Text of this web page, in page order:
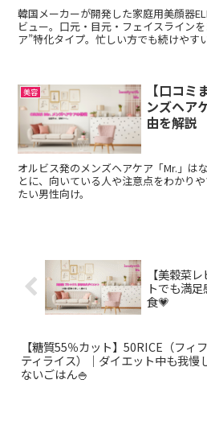
韓国メーカーが開発した家庭用美顔器
ビュー。口元・目元・フェイスライン
ア”特化タイプ。忙しい方でも続けやす
美容
【口コ
ンズヘア
由を解説
オルビス発のメンズヘアケア「Mr.」は
とに、向いている人や注意点をわかり
たい男性向け。
【美穀菜
トでも満
食💗
【糖質55％カット】50RICE（フィフ
ティライス）｜ダイエット中も我慢
ないごはん🍚